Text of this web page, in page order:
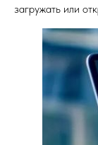
загружать или